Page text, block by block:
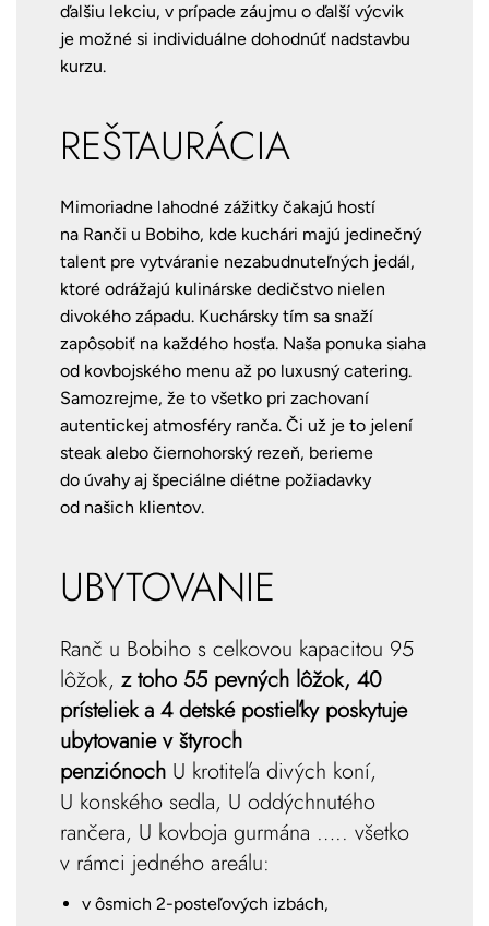
ďalšiu lekciu, v prípade záujmu o ďalší výcvik
je možné si individuálne dohodnúť nadstavbu
kurzu.
REŠTAURÁCIA
Mimoriadne lahodné zážitky čakajú hostí
na Ranči u Bobiho, kde kuchári majú jedinečný
talent pre vytváranie nezabudnuteľných jedál,
ktoré odrážajú kulinárske dedičstvo nielen
divokého západu. Kuchársky tím sa snaží
zapôsobiť na každého hosťa. Naša ponuka siaha
od kovbojského menu až po luxusný catering.
Samozrejme, že to všetko pri zachovaní
autentickej atmosféry ranča. Či už je to jelení
steak alebo čiernohorský rezeň, berieme
do úvahy aj špeciálne diétne požiadavky
od našich klientov.
UBYTOVANIE
Ranč u Bobiho s celkovou kapacitou 95
lôžok, z toho 55 pevných lôžok, 40
prísteliek a 4 detské postieľky poskytuje
ubytovanie v štyroch
penziónoch U krotiteľa divých koní,
U konského sedla, U oddýchnutého
rančera, U kovboja gurmána ….. všetko
v rámci jedného areálu:
v ôsmich 2-posteľových izbách,